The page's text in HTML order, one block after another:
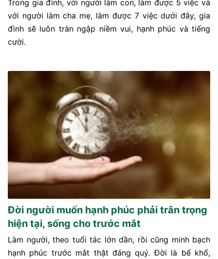
Trong gia đình, với người làm con, làm được 5 việc và
với người làm cha mẹ, làm được 7 việc dưới đây, gia
đình sẽ luôn tràn ngập niềm vui, hạnh phúc và tiếng
cười.
Đời người muốn hạnh phúc phải trân trọng
hiện tại, sống cho trước mắt
Làm người, theo tuổi tác lớn dần, rồi cũng minh bạch
hạnh phúc trước mắt thật đáng quý. Đời là bể khổ,